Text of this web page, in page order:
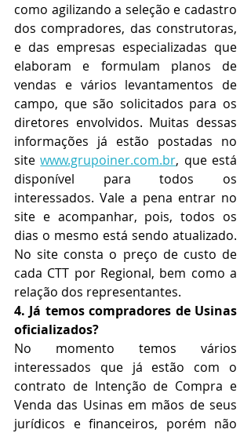
como agilizando a seleção e cadastro
dos compradores, das construtoras,
e das empresas especializadas que
elaboram e formulam planos de
vendas e vários levantamentos de
campo, que são solicitados para os
diretores envolvidos. Muitas dessas
informações já estão postadas no
site www.grupoiner.com.br, que está
disponível para todos os
interessados. Vale a pena entrar no
site e acompanhar, pois, todos os
dias o mesmo está sendo atualizado.
No site consta o preço de custo de
cada CTT por Regional, bem como a
relação dos representantes.
4. Já temos compradores de Usinas
oficializados?
No momento temos vários
interessados que já estão com o
contrato de Intenção de Compra e
Venda das Usinas em mãos de seus
jurídicos e financeiros, porém não